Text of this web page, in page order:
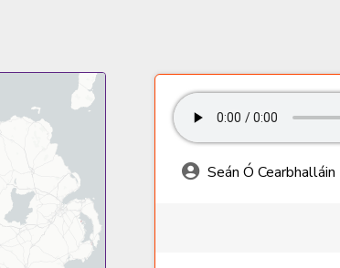
Seán Ó Cearbhalláin